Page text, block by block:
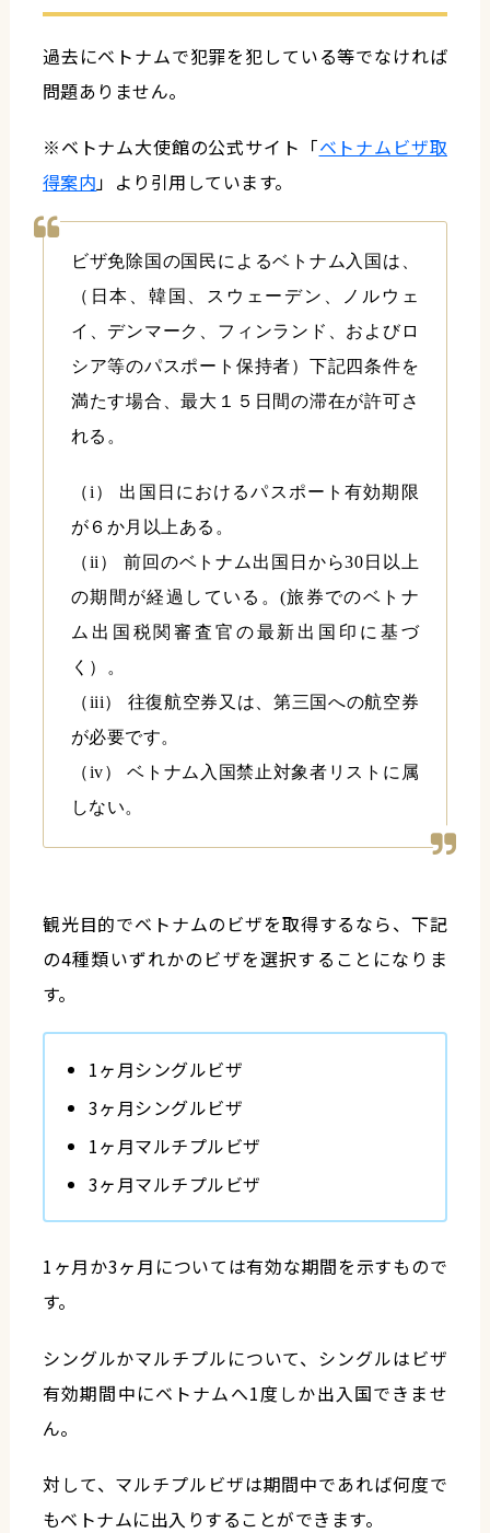
過去にベトナムで犯罪を犯している等でなければ
問題ありません。
※ベトナム大使館の公式サイト「ベトナムビザ取
得案内」より引用しています。
ビザ免除国の国民によるベトナム入国は、
（日本、韓国、スウェーデン、ノルウェ
イ、デンマーク、フィンランド、およびロ
シア等のパスポート保持者）下記四条件を
満たす場合、最大１５日間の滞在が許可さ
れる。
（i） 出国日におけるパスポート有効期限
が６か月以上ある。
（ii） 前回のベトナム出国日から30日以上
の期間が経過している。(旅券でのベトナ
ム出国税関審査官の最新出国印に基づ
く）。
（iii） 往復航空券又は、第三国への航空券
が必要です。
（iv） ベトナム入国禁止対象者リストに属
しない。
観光目的でベトナムのビザを取得するなら、下記
の4種類いずれかのビザを選択することになりま
す。
1ヶ月シングルビザ
3ヶ月シングルビザ
1ヶ月マルチプルビザ
3ヶ月マルチプルビザ
1ヶ月か3ヶ月については有効な期間を示すもので
す。
シングルかマルチプルについて、シングルはビザ
有効期間中にベトナムへ1度しか出入国できませ
ん。
対して、マルチプルビザは期間中であれば何度で
もベトナムに出入りすることができます。